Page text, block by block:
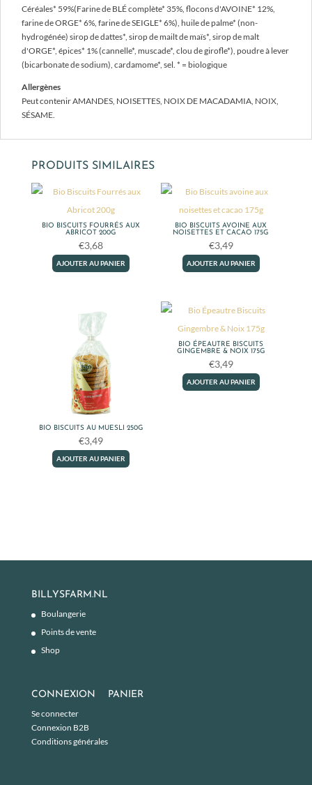
Céréales* 59%(Farine de BLÉ complète* 35%, flocons d'AVOINE* 12%,
farine de ORGE* 6%, farine de SEIGLE* 6%), huile de palme* (non-
hydrogénée) sirop de dattes*, sirop de mailt de maïs*, sirop de malt
d'ORGE*, épices* 1% (cannelle*, muscade*, clou de girofle*), poudre à lever
(bicarbonate de sodium), cardamome*, sel. * = biologique
Allergènes
Peut contenir AMANDES, NOISETTES, NOIX DE MACADAMIA, NOIX,
SÉSAME.
PRODUITS SIMILAIRES
BIO BISCUITS FOURRÉS AUX
ABRICOT 200G
€3,68
AJOUTER AU PANIER
BIO BISCUITS AVOINE AUX
NOISETTES ET CACAO 175G
€3,49
AJOUTER AU PANIER
BIO BISCUITS AU MUESLI 250G
€3,49
AJOUTER AU PANIER
BIO ÉPEAUTRE BISCUITS
GINGEMBRE & NOIX 175G
€3,49
AJOUTER AU PANIER
BILLYSFARM.NL
Boulangerie
Points de vente
Shop
CONNEXION
Se connecter
Connexion B2B
Conditions générales
PANIER